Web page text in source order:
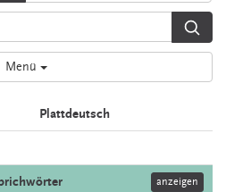
Menü
Plattdeutsch
anzeigen